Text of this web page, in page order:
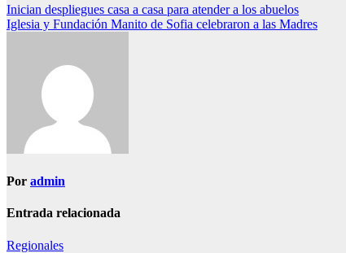
Navegación
de
Inician despliegues casa a casa para atender a los abuelos
Iglesia y Fundación Manito de Sofia celebraron a las Madres
Por admin
Entrada relacionada
Regionales